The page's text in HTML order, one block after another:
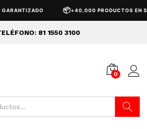
📦+40,000 PRODUCTOS EN
81 1550 3100
0